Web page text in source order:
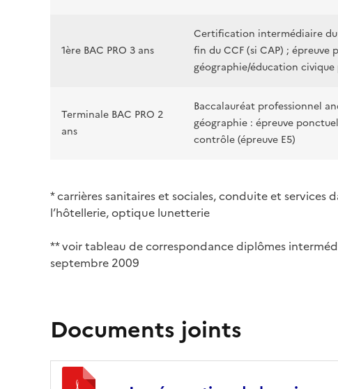
1ère BAC PRO 3 ans
Certification intermédiaire du
fin du CCF (si CAP) ;
géographie/éducation civique
Terminale BAC PRO 2
ans
Baccalauréat professionnel
géographie : épreuve
contrôle (épreuve E5)
* carrières sanitaires et sociales, conduite et
l’hôtellerie, optique lunetterie
** voir tableau de correspondance diplômes
septembre 2009
Documents joints